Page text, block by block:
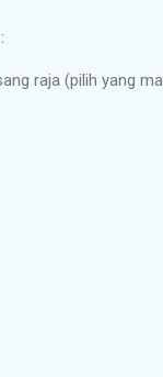
raja (pilih yang